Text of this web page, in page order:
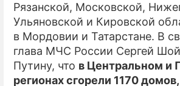
Рязанской, Московской,
Ульяновской и Кировской
в Мордовии и Татарстане. В
глава МЧС России Сергей
Путину, что в Центральном и
регионах сгорели 1170